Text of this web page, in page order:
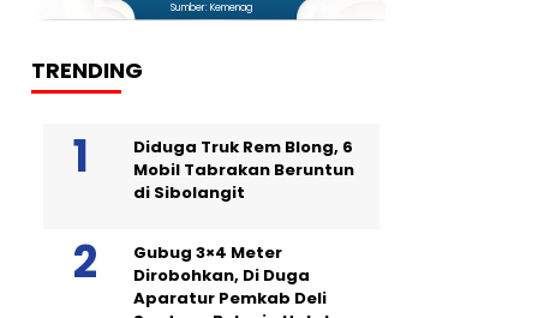
Sumber: Kemenag
TRENDING
Diduga Truk Rem Blong, 6
Mobil Tabrakan Beruntun
di Sibolangit
Gubug 3×4 Meter
Dirobohkan, Di Duga
Aparatur Pemkab Deli